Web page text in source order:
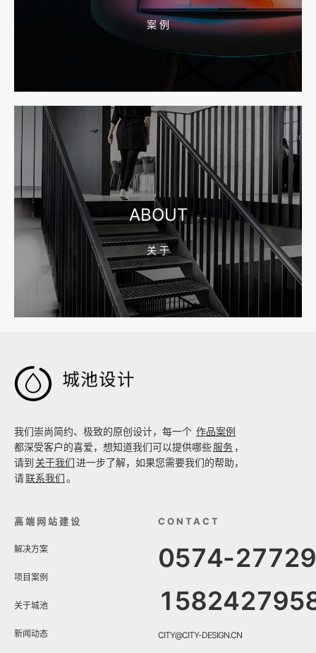
宁波网站建设报价怎么看？合同、源码和后台要先写清
2026-08-04 17:55:09
宁波制造业网站建设公司怎么选？先看产品询盘字段
2026-08-02 17:58:44
工厂短视频拍摄后，怎样放进官网帮助客户判断实力
案 例
ABOUT
关 于

我们崇尚简约、极致的原创设计，每一个 作品案例
都深受客户的喜爱，想知道我们可以提供哪些服务 ，
请到 关于我们进一步了解，如果您需要我们的帮助，
请联系我们。
高端网站建设
解决方案
项目案例
关于城池
新闻动态
CONTACT
0574-
CITY@CITY-DESIGN.CN